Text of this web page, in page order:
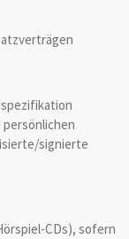
signierte
CDs), sofern